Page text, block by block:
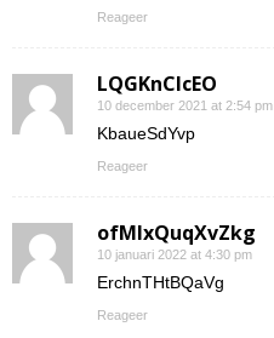
Reageer
LQGKnCIcEO
10 december 2021 at 2:54 pm
KbaueSdYvp
Reageer
ofMIxQuqXvZkg
10 januari 2022 at 4:30 pm
ErchnTHtBQaVg
Reageer